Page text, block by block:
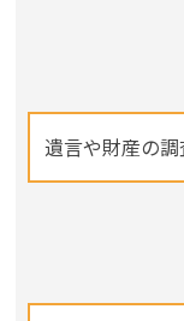
遺言や財産の調